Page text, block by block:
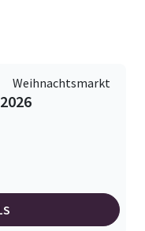
Weihnachtsmarkt